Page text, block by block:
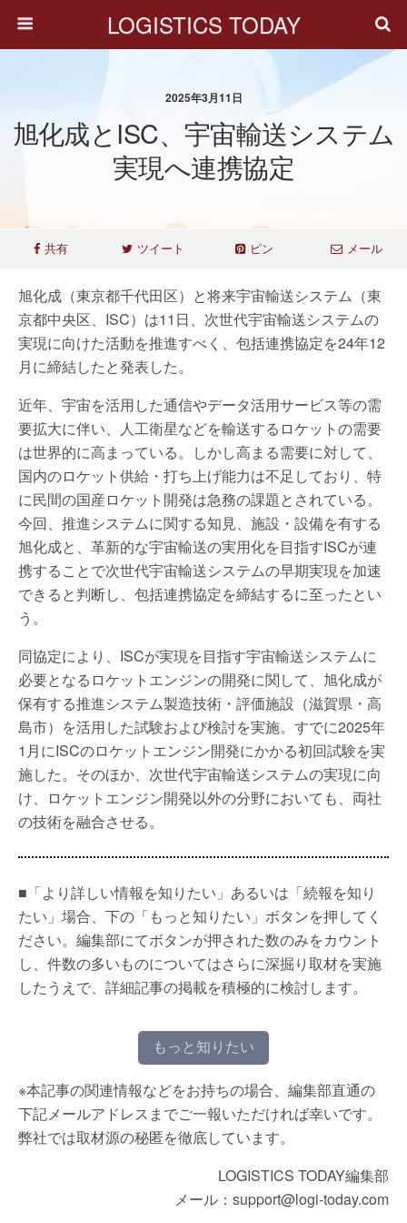
LOGISTICS TODAY
2025年3月11日
旭化成とISC、宇宙輸送システム
実現へ連携協定
共有 ツイート ピン メール
旭化成（東京都千代田区）と将来宇宙輸送システム（東
京都中央区、ISC）は11日、次世代宇宙輸送システムの
実現に向けた活動を推進すべく、包括連携協定を24年12
月に締結したと発表した。
近年、宇宙を活用した通信やデータ活用サービス等の需
要拡大に伴い、人工衛星などを輸送するロケットの需要
は世界的に高まっている。しかし高まる需要に対して、
国内のロケット供給・打ち上げ能力は不足しており、特
に民間の国産ロケット開発は急務の課題とされている。
今回、推進システムに関する知見、施設・設備を有する
旭化成と、革新的な宇宙輸送の実用化を目指すISCが連
携することで次世代宇宙輸送システムの早期実現を加速
できると判断し、包括連携協定を締結するに至ったとい
う。
同協定により、ISCが実現を目指す宇宙輸送システムに
必要となるロケットエンジンの開発に関して、旭化成が
保有する推進システム製造技術・評価施設（滋賀県・高
島市）を活用した試験および検討を実施。すでに2025年
1月にISCのロケットエンジン開発にかかる初回試験を実
施した。そのほか、次世代宇宙輸送システムの実現に向
け、ロケットエンジン開発以外の分野においても、両社
の技術を融合させる。
■「より詳しい情報を知りたい」あるいは「続報を知り
たい」場合、下の「もっと知りたい」ボタンを押してく
ださい。編集部にてボタンが押された数のみをカウント
し、件数の多いものについてはさらに深掘り取材を実施
したうえで、詳細記事の掲載を積極的に検討します。
もっと知りたい
※本記事の関連情報などをお持ちの場合、編集部直通の
下記メールアドレスまでご一報いただければ幸いです。
弊社では取材源の秘匿を徹底しています。
LOGISTICS TODAY編集部
メール：support@logi-today.com